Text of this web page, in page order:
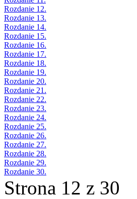
Rozdanie 12.
Rozdanie 13.
Rozdanie 14.
Rozdanie 15.
Rozdanie 16.
Rozdanie 17.
Rozdanie 18.
Rozdanie 19.
Rozdanie 20.
Rozdanie 21.
Rozdanie 22.
Rozdanie 23.
Rozdanie 24.
Rozdanie 25.
Rozdanie 26.
Rozdanie 27.
Rozdanie 28.
Rozdanie 29.
Rozdanie 30.
Strona 12 z 30